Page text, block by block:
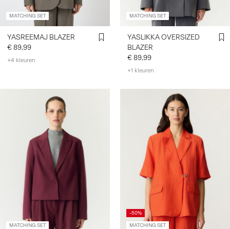
MATCHING SET
YASREEMAJ BLAZER
€ 89,99
+4 kleuren
MATCHING SET
YASLIKKA OVERSIZED
BLAZER
€ 89,99
+1 kleuren
MATCHING SET
-50%
MATCHING SET